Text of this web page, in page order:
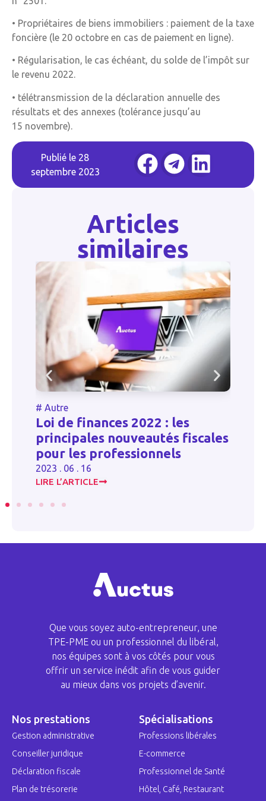
• Propriétaires de biens immobiliers : paiement de la taxe
foncière (le 20 octobre en cas de paiement en ligne).
• Régularisation, le cas échéant, du solde de l’impôt sur
le revenu 2022.
• télétransmission de la déclaration annuelle des
résultats et des annexes (tolérance jusqu’au
15 novembre).
Publié le 28
septembre 2023
Articles
similaires
Autre
Loi de finances 2022 : les
principales nouveautés fiscales
pour les professionnels
2023 . 06 . 16
LIRE L’ARTICLE
Que vous soyez auto-entrepreneur, une
TPE-PME ou un professionnel du libéral,
nos équipes sont à vos côtés pour vous
offrir un service inédit afin de vous guider
au mieux dans vos projets d’avenir.
Nos prestations
Gestion administrative
Conseiller juridique
Déclaration fiscale
Plan de trésorerie
Spécialisations
Professions libérales
E-commerce
Professionnel de Santé
Hôtel, Café, Restaurant